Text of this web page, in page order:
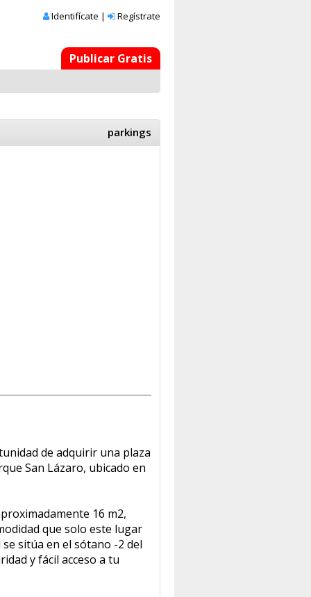
Identifícate | Regístrate
Publicar Gratis
parkings
de adquirir una plaza
San Lázaro, ubicado en
16 m2,
que solo este lugar
sitúa en el sótano -2 del
y fácil acceso a tu